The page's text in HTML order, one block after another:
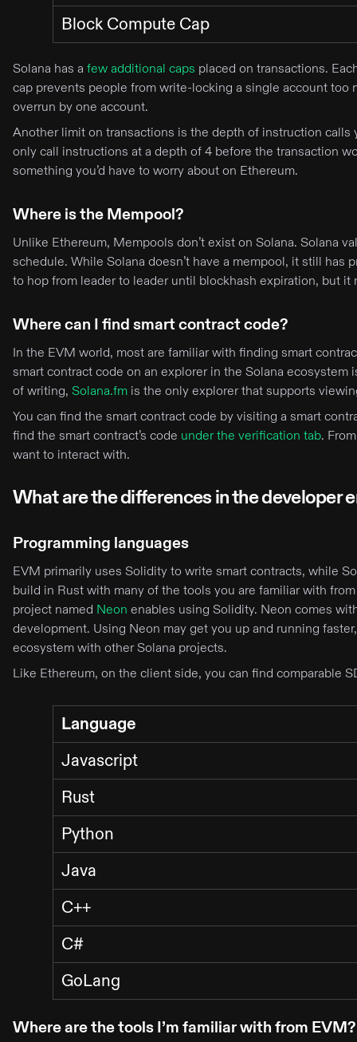
Block Compute Cap
Solana has a few additional caps placed on transactions.
cap prevents people from write-locking a single account
overrun by one account.
Another limit on transactions is the depth of instruction
only call instructions at a depth of 4 before the transaction
something you’d have to worry about on Ethereum.
Where is the Mempool?
Unlike Ethereum, Mempools don’t exist on Solana. Solana
schedule. While Solana doesn’t have a mempool, it still
to hop from leader to leader until blockhash expiration, but
Where can I find smart contract code?
In the EVM world, most are familiar with finding smart
smart contract code on an explorer in the Solana
of writing, Solana.fm is the only explorer that supports
You can find the smart contract code by visiting a smart
find the smart contract’s code under the verification tab.
want to interact with.
What are the differences in the developer
Programming languages
EVM primarily uses Solidity to write smart contracts, while
build in Rust with many of the tools you are familiar with
project named Neon enables using Solidity. Neon comes
development. Using Neon may get you up and running
ecosystem with other Solana projects.
Like Ethereum, on the client side, you can find comparable
Language
Javascript
Rust
Python
Java
C++
C#
GoLang
Where are the tools I’m familiar with from EVM?